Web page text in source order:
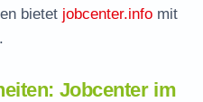
bietet jobcenter.info mit
Jobcenter im